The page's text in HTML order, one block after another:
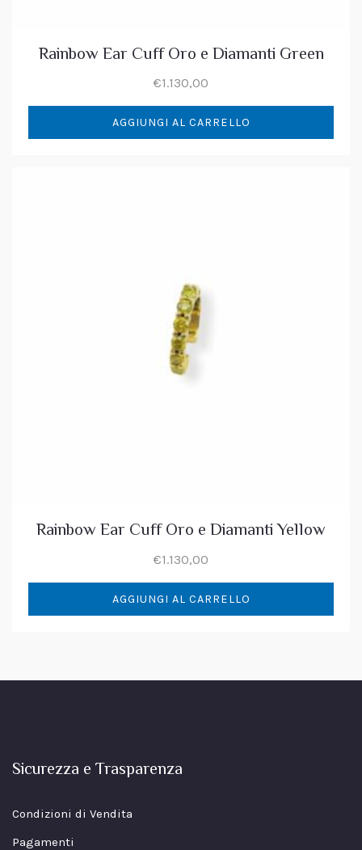
Rainbow Ear Cuff Oro e Diamanti Green
€1.130,00
AGGIUNGI AL CARRELLO
Rainbow Ear Cuff Oro e Diamanti Yellow
€1.130,00
AGGIUNGI AL CARRELLO
Sicurezza e Trasparenza
Condizioni di Vendita
Pagamenti